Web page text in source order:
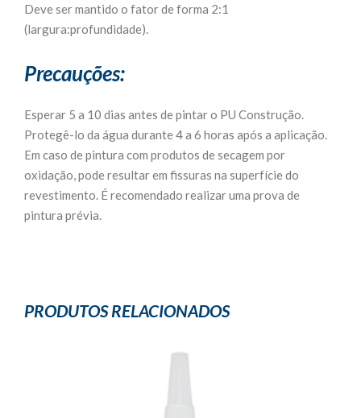
Deve ser mantido o fator de forma 2:1
(largura:profundidade).
Precauções:
Esperar 5 a 10 dias antes de pintar o PU Construção.
Protegê-lo da água durante 4 a 6 horas após a aplicação.
Em caso de pintura com produtos de secagem por
oxidação, pode resultar em fissuras na superfície do
revestimento. É recomendado realizar uma prova de
pintura prévia.
PRODUTOS RELACIONADOS